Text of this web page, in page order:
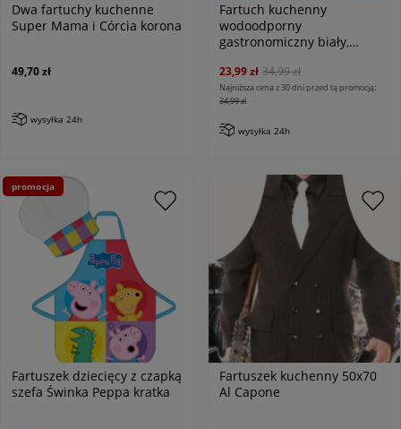
Dwa fartuchy kuchenne
Super Mama i Córcia korona
49,70 zł
wysyłka 24h
Fartuch kuchenny
wodoodporny
gastronomiczny biały,
23,99 zł 34,99 zł
Najniższa cena z 30 dni przed tą promocją:
34,99 zł
wysyłka 24h
Fartuszek dziecięcy z czapką
szefa Świnka Peppa kratka
promocja
Fartuszek kuchenny 50x70
Al Capone